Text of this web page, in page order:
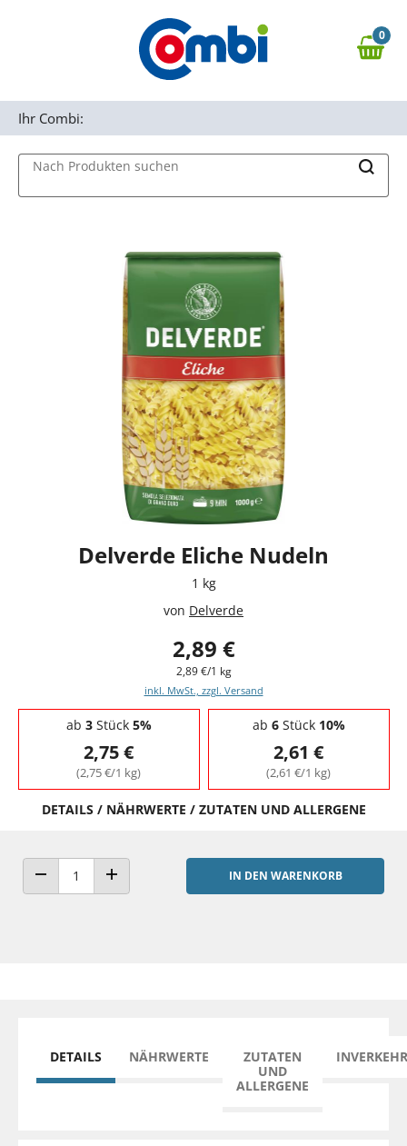
Zur Navigation springen
0,00 €
0
Nach Produkten suchen
Ihr Combi:
Delverde Eliche Nudeln
1 kg
von Delverde
2,89 €
2,89 €/1 kg
inkl. MwSt., zzgl. Versand
Staffelpreise - Mengenrabatt
ab 3Stück 5%
2,75 €
(2,75 €/1 kg)
ab 6Stück 10%
2,61 €
(2,61 €/1 kg)
DETAILS / NÄHRWERTE / ZUTATEN UND ALLERGENE
ANZAHL VERRINGERNANZAHL ERHÖHEN
IN DEN WARENKORB
DETAILS NÄHRWERTE
ZUTATEN
UND
ALLERGENE